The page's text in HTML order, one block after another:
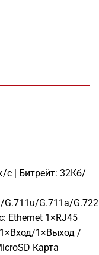
с | Битрейт: 32Кб/
G.711a/
Ethernet 1×RJ45
1×Выход /
Карта